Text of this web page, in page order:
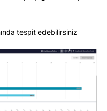
tespit edebilirsiniz